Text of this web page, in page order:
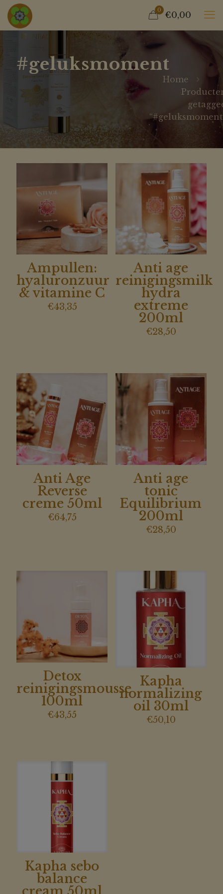
0 €0,00
#geluksmoment
Home
Ampullen:
hyaluronzuur
& vitamine C
€43,35
Anti age
reinigingsmilk
hydra
extreme
200ml
€28,50
Anti Age
Reverse
creme 50ml
€64,75
Anti age
tonic
Equilibrium
200ml
€28,50
Detox
reinigingsmousse
100ml
€43,55
Kapha
normalizing
oil 30ml
€50,10
Kapha sebo
balance